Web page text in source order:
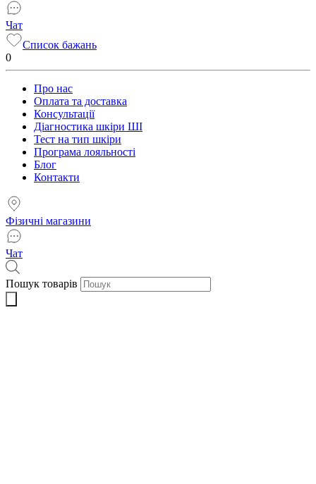
Чат
Список бажань
0
Про нас
Оплата та доставка
Консультації
Діагностика шкіри ШІ
Тест на тип шкіри
Програма лояльності
Блог
Контакти
Фізичні магазини
Чат
Пошук товарів